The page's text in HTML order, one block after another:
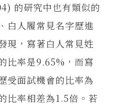
的研究中也有類似的
白人履常見名字歷進
現，寫著白人常見姓
比率是9.65%，而寫
受面試機會的比率為
比率相差為1.5倍。若